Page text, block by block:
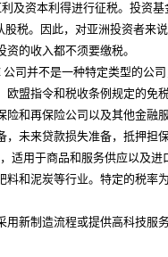
资本利得进行征税。投资基
税。因此，对亚洲投资者来
的收入都不须要缴税。
司并不是一种特定类型的公
盟指令和税收条例规定的免税
和再保险公司以及其他金融
未来贷款损失准备，抵押担
用于商品和服务供应以及进
和泥炭等行业。特定的税率
新制造流程或提供高科技服